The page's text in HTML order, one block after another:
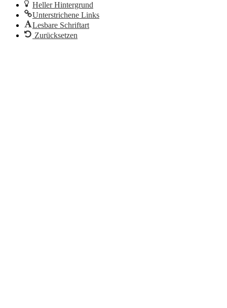
Heller Hintergrund
Unterstrichene Links
Lesbare Schriftart
Zurücksetzen